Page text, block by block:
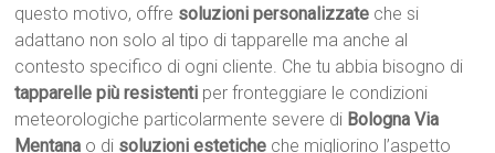
questo motivo, offre soluzioni personalizzate che si
adattano non solo al tipo di tapparelle ma anche al
contesto specifico di ogni cliente. Che tu abbia bisogno di
tapparelle più resistenti per fronteggiare le condizioni
meteorologiche particolarmente severe di Bologna Via
Mentana o di soluzioni estetiche che migliorino l’aspetto